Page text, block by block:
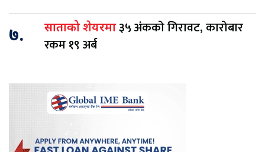
७. साताको शेयरमा३५ अंकको गिरावट, कारोबार
रकम १९ अर्ब